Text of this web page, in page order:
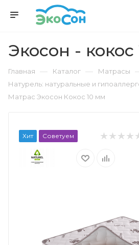
Экосон -
Главная — Каталог — Матрасы
Натурель: натуральные и
Матрас Экосон Кокос 10 мм
Хит Советуем